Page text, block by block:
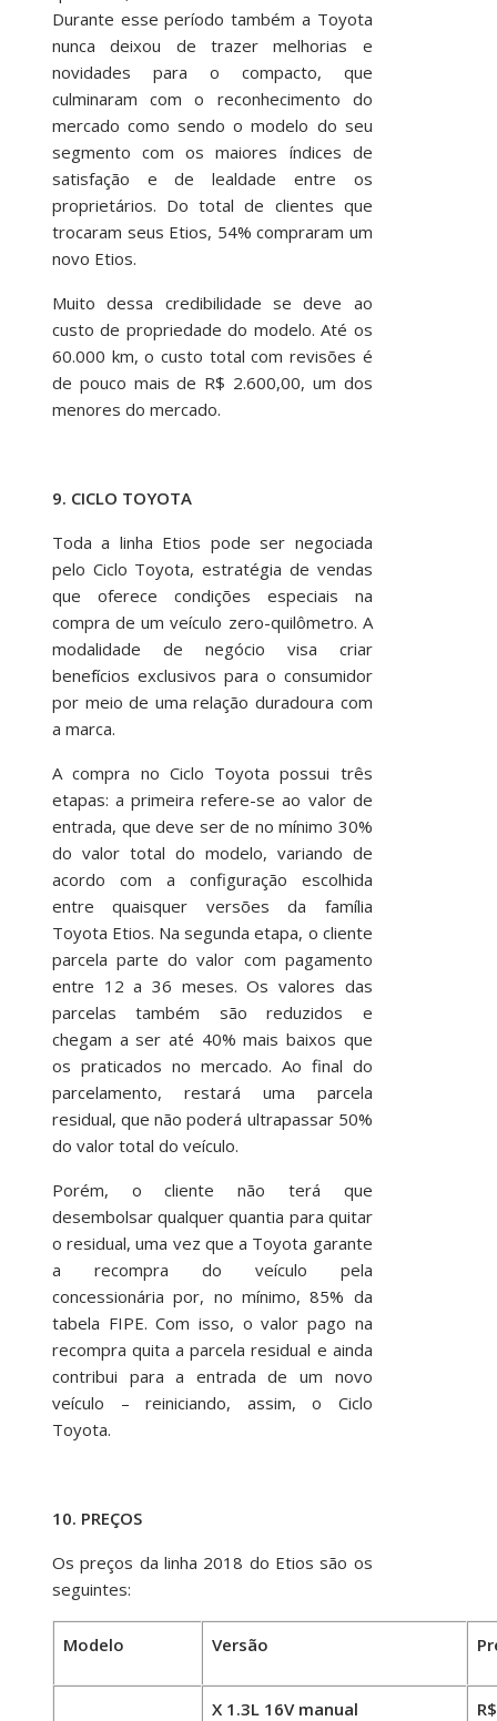
Durante esse período também a Toyota
nunca deixou de trazer melhorias e
novidades para o compacto, que
culminaram com o reconhecimento do
mercado como sendo o modelo do seu
segmento com os maiores índices de
satisfação e de lealdade entre os
proprietários. Do total de clientes que
trocaram seus Etios, 54% compraram um
novo Etios.
Muito dessa credibilidade se deve ao
custo de propriedade do modelo. Até os
60.000 km, o custo total com revisões é
de pouco mais de R$ 2.600,00, um dos
menores do mercado.
9. CICLO TOYOTA
Toda a linha Etios pode ser negociada
pelo Ciclo Toyota, estratégia de vendas
que oferece condições especiais na
compra de um veículo zero-quilômetro. A
modalidade de negócio visa criar
benefícios exclusivos para o consumidor
por meio de uma relação duradoura com
a marca.
A compra no Ciclo Toyota possui três
etapas: a primeira refere-se ao valor de
entrada, que deve ser de no mínimo 30%
do valor total do modelo, variando de
acordo com a configuração escolhida
entre quaisquer versões da família
Toyota Etios. Na segunda etapa, o cliente
parcela parte do valor com pagamento
entre 12 a 36 meses. Os valores das
parcelas também são reduzidos e
chegam a ser até 40% mais baixos que
os praticados no mercado. Ao final do
parcelamento, restará uma parcela
residual, que não poderá ultrapassar 50%
do valor total do veículo.
Porém, o cliente não terá que
desembolsar qualquer quantia para quitar
o residual, uma vez que a Toyota garante
a recompra do veículo pela
concessionária por, no mínimo, 85% da
tabela FIPE. Com isso, o valor pago na
recompra quita a parcela residual e ainda
contribui para a entrada de um novo
veículo – reiniciando, assim, o Ciclo
Toyota.
10. PREÇOS
Os preços da linha 2018 do Etios são os
seguintes:
Modelo Versão
X 1.3L 16V manual